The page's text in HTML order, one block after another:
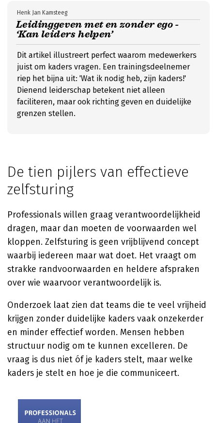
Leidinggeven met en zonder ego -
‘Kan leiders helpen’
Henk Jan Kamsteeg
Dit artikel illustreert perfect waarom medewerkers
juist om kaders vragen. Een trainingsdeelnemer
riep het bijna uit: 'Wat ik nodig heb, zijn kaders!'
Dienend leiderschap betekent niet alleen
faciliteren, maar ook richting geven en duidelijke
grenzen stellen.
De tien pijlers van effectieve
zelfsturing
Professionals willen graag verantwoordelijkheid
dragen, maar dan moeten de voorwaarden wel
kloppen. Zelfsturing is geen vrijblijvend concept
waarbij iedereen maar wat doet. Het vraagt om
strakke randvoorwaarden en heldere afspraken
over wie waarvoor verantwoordelijk is.
Onderzoek laat zien dat teams die te veel vrijheid
krijgen zonder duidelijke kaders vaak onzekerder
en minder effectief worden. Mensen hebben
structuur nodig om te kunnen excelleren. De
vraag is dus niet óf je kaders stelt, maar welke
kaders je stelt en hoe je die communiceert.